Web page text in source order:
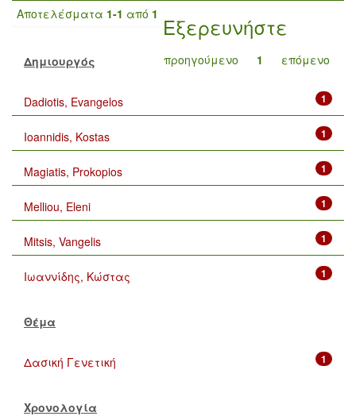
Αποτελέσματα 1-1 από 1
προηγούμενο 1 επόμενο
Εξερευνήστε
Δημιουργός
1
Dadiotis, Evangelos
1
Ioannidis, Kostas
1
Magiatis, Prokopios
1
Melliou, Eleni
1
Mitsis, Vangelis
1
Ιωαννίδης, Κώστας
Θέμα
1
Δασική Γενετική
Χρονολογία